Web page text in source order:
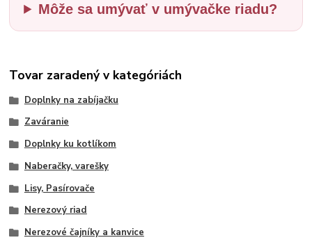
Môže sa umývať v umývačke riadu?
Tovar zaradený v kategóriách
Doplnky na zabíjačku
Zaváranie
Doplnky ku kotlíkom
Naberačky, varešky
Lisy, Pasírovače
Nerezový riad
Nerezové čajníky a kanvice